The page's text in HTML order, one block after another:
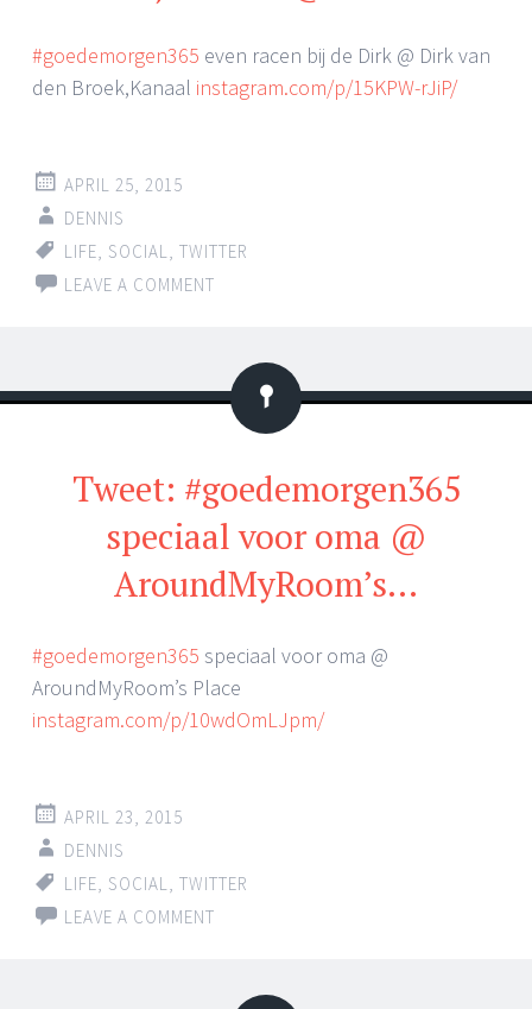
#goedemorgen365 even racen bij de Dirk @ Dirk van
den Broek,Kanaal instagram.com/p/15KPW-rJiP/
APRIL 25, 2015
DENNIS
LIFE SOCIAL
TWITTER
LEAVE A COMMENT
Status
Tweet: #goedemorgen365
speciaal voor oma @
AroundMyRoom’s…
#goedemorgen365 speciaal voor oma @
AroundMyRoom’s Place
instagram.com/p/10wdOmLJpm/
APRIL 23, 2015
DENNIS
LIFE SOCIAL
TWITTER
LEAVE A COMMENT